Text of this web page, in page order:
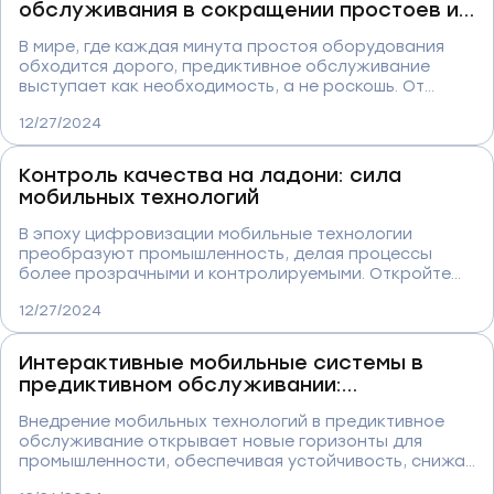
помогает снижать издержки, оптимизировать
запасы и увеличивать удовлетворенность клиентов,
делая каждое производственное решение более
информированным и эффективным.
обслуживания в сокращении простоев и
В мире, где каждая минута простоя оборудования
обходится дорого, предиктивное обслуживание
выступает как необходимость, а не роскошь. От
обслуживание становится ключом к непрерывной и
эффективной работе. В нашей новой статье мы
рассматриваем, как современные технологии,
основанные на данных и аналитике, могут
предотвращать аварии и сокращать неожиданные
затраты. Откройте для себя, как ваш бизнес может
сократить затраты и повысить надежность своих
систем с помощью интеллектуальных решений от
"Синаптик".
12/27/2024
Контроль качества на ладони: сила
мобильных технологий
В эпоху цифровизации мобильные технологии
преобразуют промышленность, делая процессы
более прозрачными и контролируемыми. Откройте
вашими незаменимыми ассистентами в повседневной
работе на производстве. В нашей новой статье мы
показываем, как инновации помогают поддерживать
высокие стандарты качества на каждом этапе
производства, от сборки до доставки. Узнайте, как
компании в различных отраслях уже успешно
внедряют эти решения для оптимизации своих
операций.
12/27/2024
Интерактивные мобильные системы в
предиктивном обслуживании:
Внедрение мобильных технологий в предиктивное
обслуживание открывает новые горизонты для
промышленности, обеспечивая устойчивость, снижая